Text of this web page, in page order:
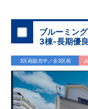
・設計、施工、営業
いたします。
・不要な中間マージ
【耐震等級3取得】
・東栄住宅の建物は、
建築基準法で定められ
て、倒壊、崩壊しない
力を達成しています。
間の品質保証を実施
え、アフターサービ
ープ「東栄ホームサ
スマートフォンで見や
ブルーミン
3棟-長期優
3区画販売中／全3区画